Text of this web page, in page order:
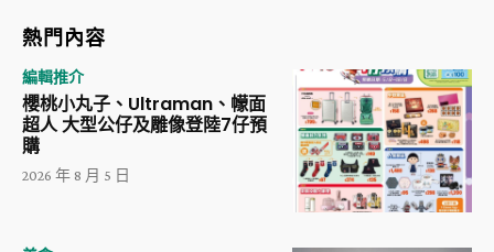
熱門內容
編輯推介
櫻桃小丸子、Ultraman、幪面
超人 大型公仔及雕像登陸7仔預
購
2026 年 8 月 5 日